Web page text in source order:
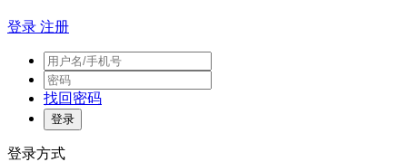
登录 注册
找回密码
登录方式